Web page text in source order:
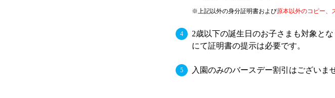
※上記以外の身分証明書および原本以外のコピー、
2歳以下の誕生日のお子さまも対象と
にて証明書の提示は必要です。
入園のみのバースデー割引はございま